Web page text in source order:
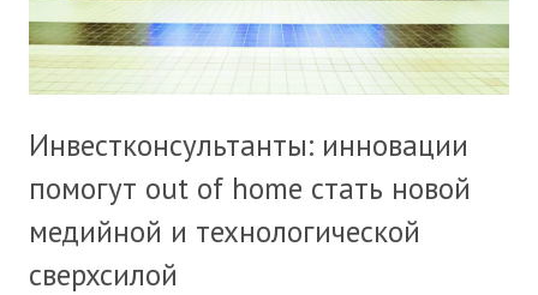
Инвестконсультанты: инновации
помогут out of home стать новой
медийной и технологической
сверхсилой